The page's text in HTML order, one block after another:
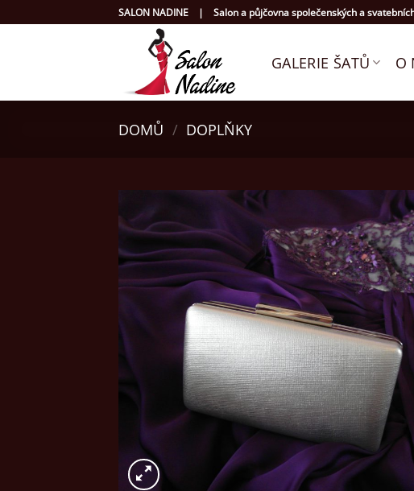
na
SALON NADINE | Salon a půjčovna společenských a
GALERIE ŠATŮ O
DOMŮ / DOPLŇKY